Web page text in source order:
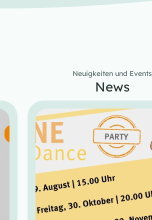
Neuigkeiten und Events
News